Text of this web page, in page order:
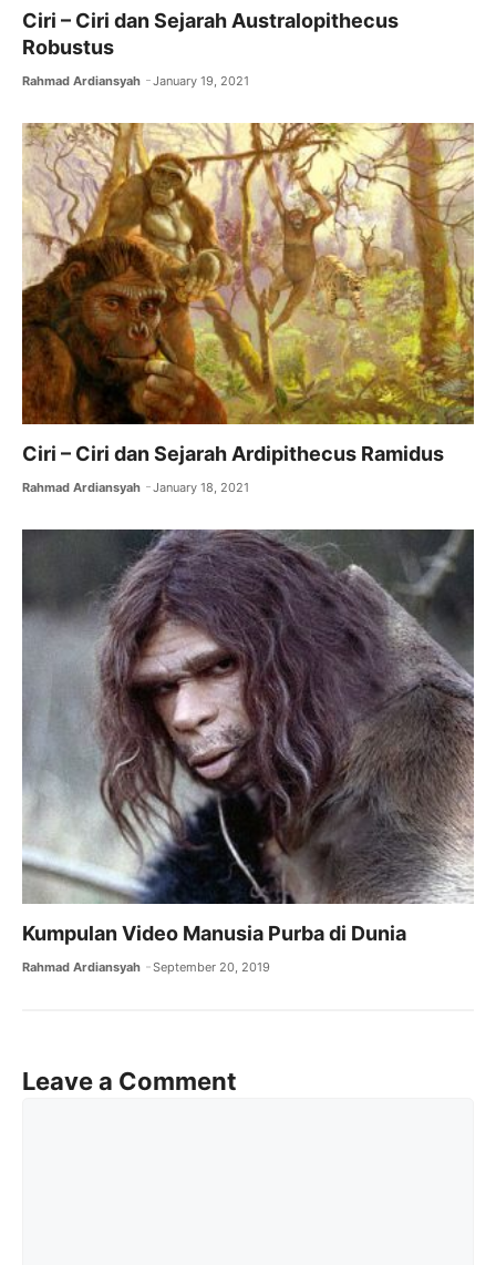
Ciri – Ciri dan Sejarah Australopithecus
Robustus
Rahmad Ardiansyah January 19, 2021
Ciri – Ciri dan Sejarah Ardipithecus Ramidus
Rahmad Ardiansyah January 18, 2021
Kumpulan Video Manusia Purba di Dunia
Rahmad Ardiansyah September 20, 2019
Leave a Comment